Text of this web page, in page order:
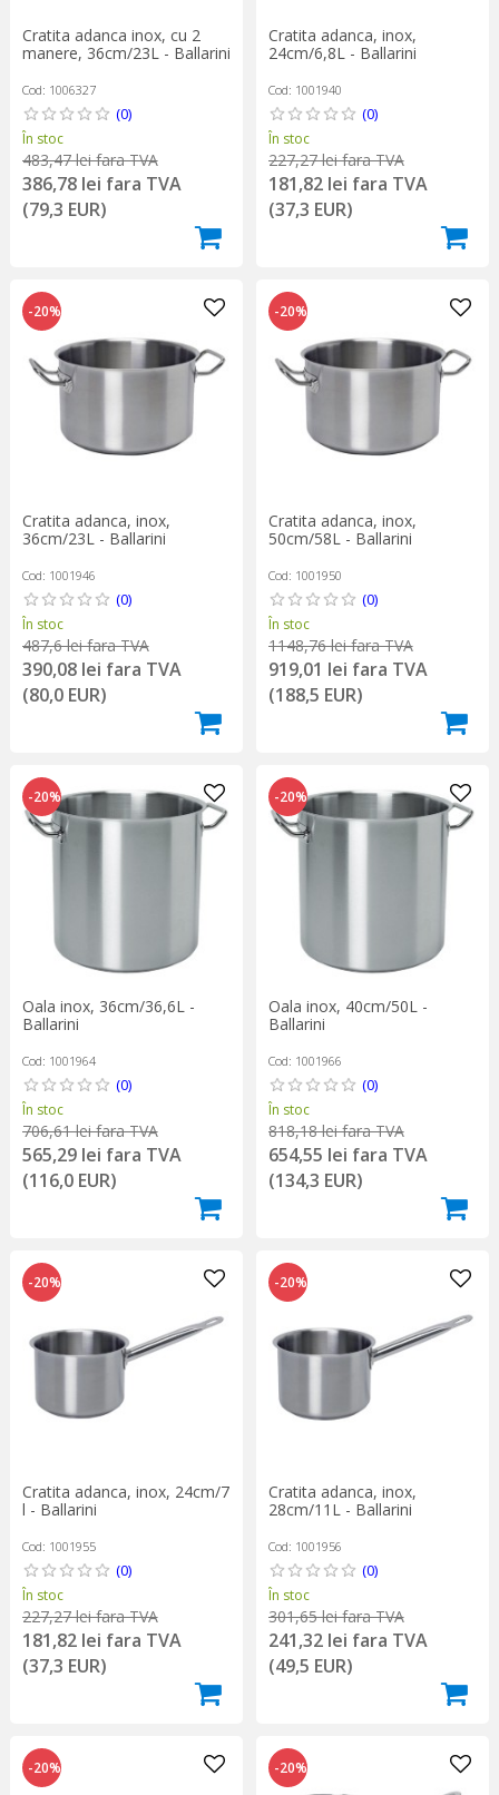
Cratita adanca inox, cu 2
manere, 36cm/23L - Ballarini
Cod: 1006327
(0)
În stoc
483,47 lei fara TVA
386,78 lei fara TVA
(79,3 EUR)
Cratita adanca, inox,
24cm/6,8L - Ballarini
Cod: 1001940
(0)
În stoc
227,27 lei fara TVA
181,82 lei fara TVA
(37,3 EUR)
-20%
Cratita adanca, inox,
36cm/23L - Ballarini
Cod: 1001946
(0)
În stoc
487,6 lei fara TVA
390,08 lei fara TVA
(80,0 EUR)
-20%
Cratita adanca, inox,
50cm/58L - Ballarini
Cod: 1001950
(0)
În stoc
1148,76 lei fara TVA
919,01 lei fara TVA
(188,5 EUR)
-20%
Oala inox, 36cm/36,6L -
Ballarini
Cod: 1001964
(0)
În stoc
706,61 lei fara TVA
565,29 lei fara TVA
(116,0 EUR)
-20%
Oala inox, 40cm/50L -
Ballarini
Cod: 1001966
(0)
În stoc
818,18 lei fara TVA
654,55 lei fara TVA
(134,3 EUR)
-20%
Cratita adanca, inox, 24cm/7
l - Ballarini
Cod: 1001955
(0)
În stoc
227,27 lei fara TVA
181,82 lei fara TVA
(37,3 EUR)
-20%
Cratita adanca, inox,
28cm/11L - Ballarini
Cod: 1001956
(0)
În stoc
301,65 lei fara TVA
241,32 lei fara TVA
(49,5 EUR)
-20% -20%